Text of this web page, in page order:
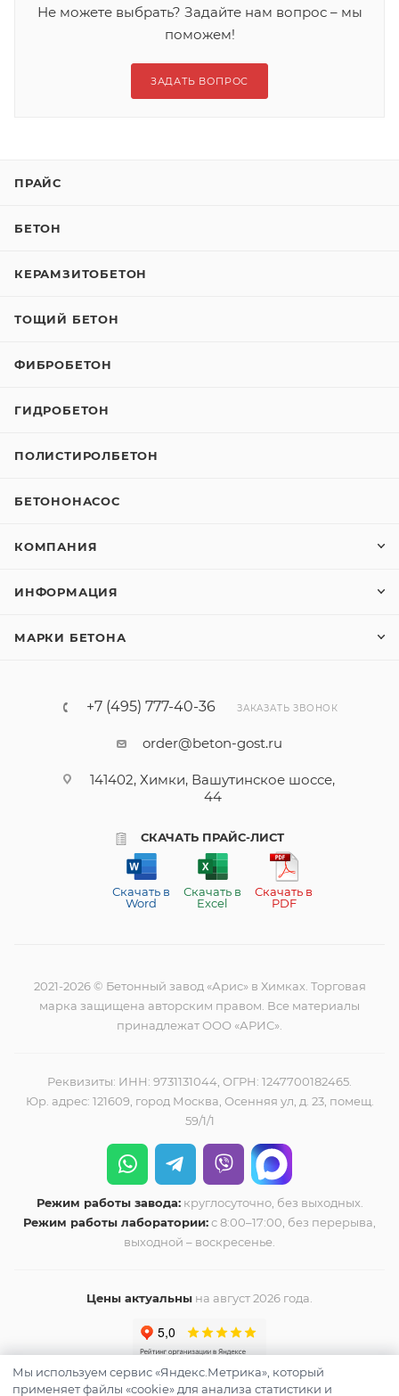
Не можете выбрать? Задайте нам вопрос – мы
поможем!
ЗАДАТЬ ВОПРОС
ПРАЙС
БЕТОН
КЕРАМЗИТОБЕТОН
ТОЩИЙ БЕТОН
ФИБРОБЕТОН
ГИДРОБЕТОН
ПОЛИСТИРОЛБЕТОН
БЕТОНОНАСОС
КОМПАНИЯ
ИНФОРМАЦИЯ
МАРКИ БЕТОНА
+7 (495) 777-40-36 ЗАКАЗАТЬ ЗВОНОК
order@beton-gost.ru
141402, Химки, Вашутинское шоссе,
44
СКАЧАТЬ ПРАЙС-ЛИСТ
Скачать в
Word
Скачать в
Excel
Скачать в
PDF
2021-2026 © Бетонный завод «Арис» в Химках. Торговая
марка защищена авторским правом. Все материалы
принадлежат ООО «АРИС».
Реквизиты: ИНН: 9731131044, ОГРН: 1247700182465.
Юр. адрес: 121609, город Москва, Осенняя ул, д. 23, помещ.
59/1/1
Режим работы завода:круглосуточно, без выходных.
Режим работы лаборатории:с 8:00–17:00, без перерыва,
выходной – воскресенье.
Цены актуальны на август 2026 года.
Мы используем сервис «Яндекс.Метрика», который
применяет файлы «cookie» для анализа статистики и